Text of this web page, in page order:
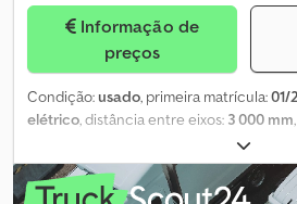
Informação de
preços
Condição:usado, primeira matrícula:01/
elétrico, distância entre eixos: 3 000 mm
,
largura total:2 100 mm, altura total:3
2023 , Equipamento:grua
, Palfinger